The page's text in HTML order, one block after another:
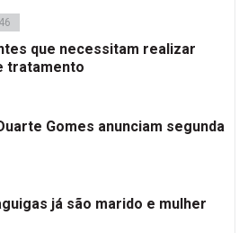
que necessitam realizar
tratamento
Gomes anunciam segunda
já são marido e mulher